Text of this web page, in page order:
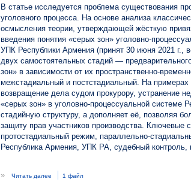
В статье исследуется проблема существования
уголовного процесса. На основе анализа
осмысления теории, утверждающей жёсткую
введения понятия «серых зон» уголовно-
УПК Республики Армения (принят 30 июня 2021 г.,
двух самостоятельных стадий —
зон» в зависимости от их пространственно-
межстадиальный и постстадиальный. На
возвращение дела судом прокурору, устранение
«серых зон» в уголовно-процессуальной системе
стадийную структуру, а дополняет её, позволяя
защиту прав участников производства. Ключевые
протостадиальный режим, параллельно-
Республика Армения, УПК РА, судебный контроль,
» Читать далее 1 файл